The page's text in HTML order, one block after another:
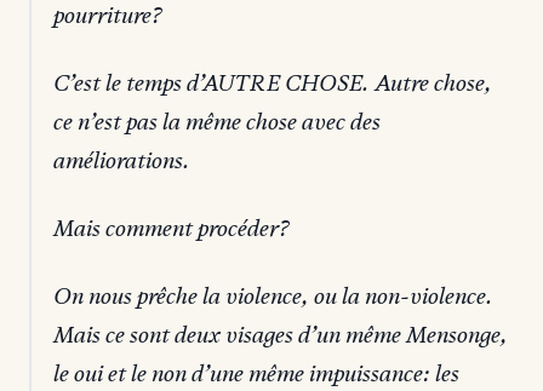
pourriture?
C’est le temps d’AUTRE CHOSE. Autre chose,
ce n’est pas la même chose avec des
améliorations.
Mais comment procéder?
On nous prêche la violence, ou la non-violence.
Mais ce sont deux visages d’un même Mensonge,
le oui et le non d’une même impuissance: les